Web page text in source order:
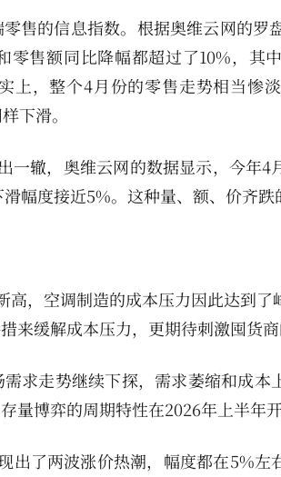
售的信息指数。根据奥维云网的罗
零售额同比降幅都超过了10%，其
上，整个4月份的零售走势相当惨
下滑。
一辙，奥维云网的数据显示，今年4
幅度接近5%。这种量、额、价齐跌
，空调制造的成本压力因此达到
来缓解成本压力，更期待刺激囤货商
求走势继续下探，需求萎缩和成本
量博弈的周期特性在2026年上半年开
出了两波涨价热潮，幅度都在5%左